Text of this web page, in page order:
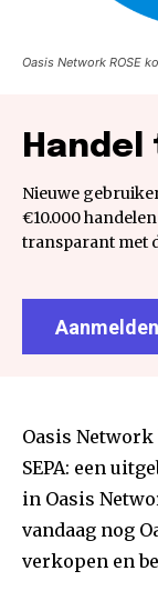
Oasis Network ROSE
Handel
Nieuwe
€10.000
transparant met
Oasis
SEPA: een
in Oasis
vandaag nog
verkopen en